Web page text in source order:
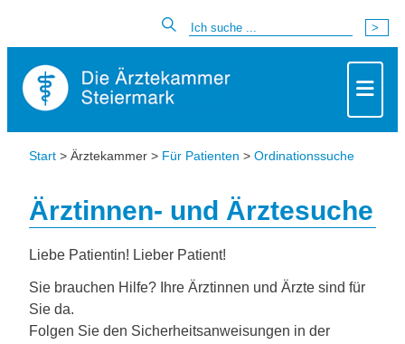
Start > Ärztekammer > Für Patienten > Ordinationssuche
Ärztinnen- und Ärztesuche
Liebe Patientin! Lieber Patient!
Sie brauchen Hilfe? Ihre Ärztinnen und Ärzte sind für
Sie da.
Folgen Sie den Sicherheitsanweisungen in der